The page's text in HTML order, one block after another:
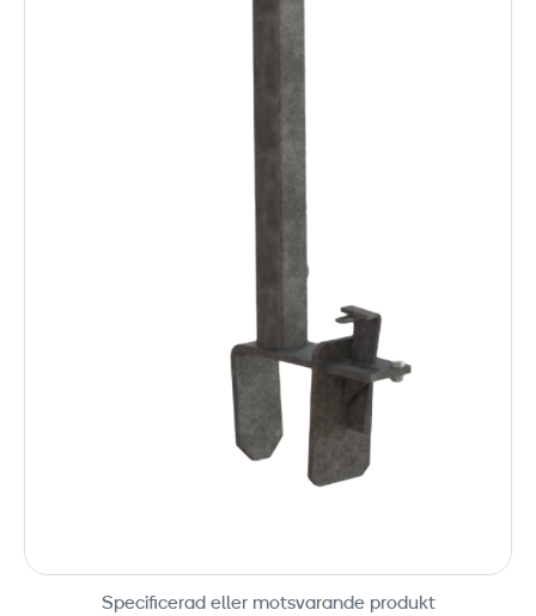
Specificerad eller motsvarande produkt